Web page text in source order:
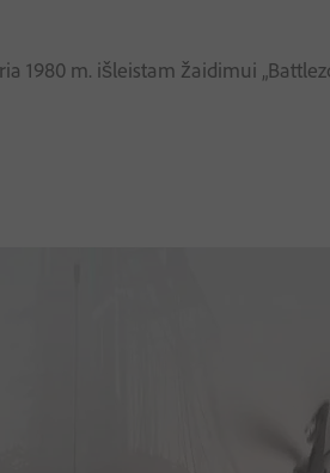
1980 m. išleistam žaidimui